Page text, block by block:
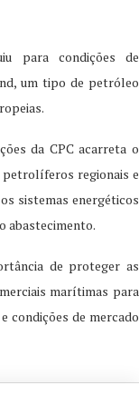
para condições de
um tipo de petróleo
da CPC acarreta o
regionais e
sistemas energéticos
abastecimento.
de proteger as
marítimas para
condições de mercado